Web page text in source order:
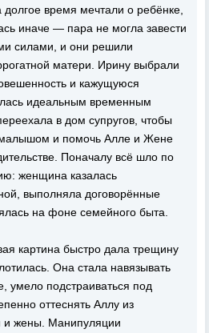
время мечтали о ребёнке,
иначе — пара не могла завести
силами, и они решили
матери. Ирину выбрали
и кажущуюся
идеальным временным
в дом супругов, чтобы
и помочь Алле и Жене
Поначалу всё шло по
женщина казалась
выполняла договорённые
на фоне семейного быта.
картина быстро дала трещину
Она стала навязывать
умело подстраиваться под
оттеснять Аллу из
и жены. Манипуляции